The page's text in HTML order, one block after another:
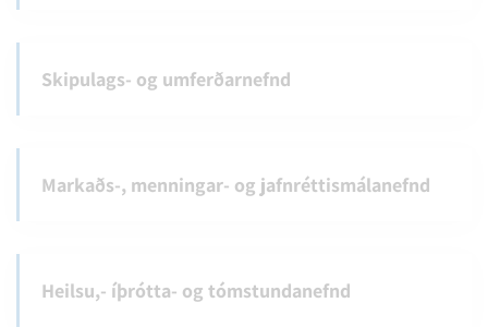
Skipulags- og umferðarnefnd
Markaðs-, menningar- og jafnréttismálanefnd
Heilsu,- íþrótta- og tómstundanefnd